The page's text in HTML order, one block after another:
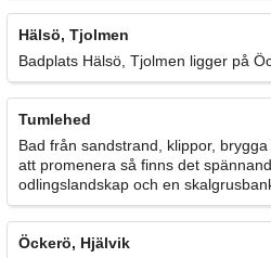
Hälsö, Tjolmen
Badplats Hälsö, Tjolmen ligger på
Tumlehed
Bad från sandstrand, klippor,
att promenera så finns det
odlingslandskap och en
Öckerö, Hjälvik